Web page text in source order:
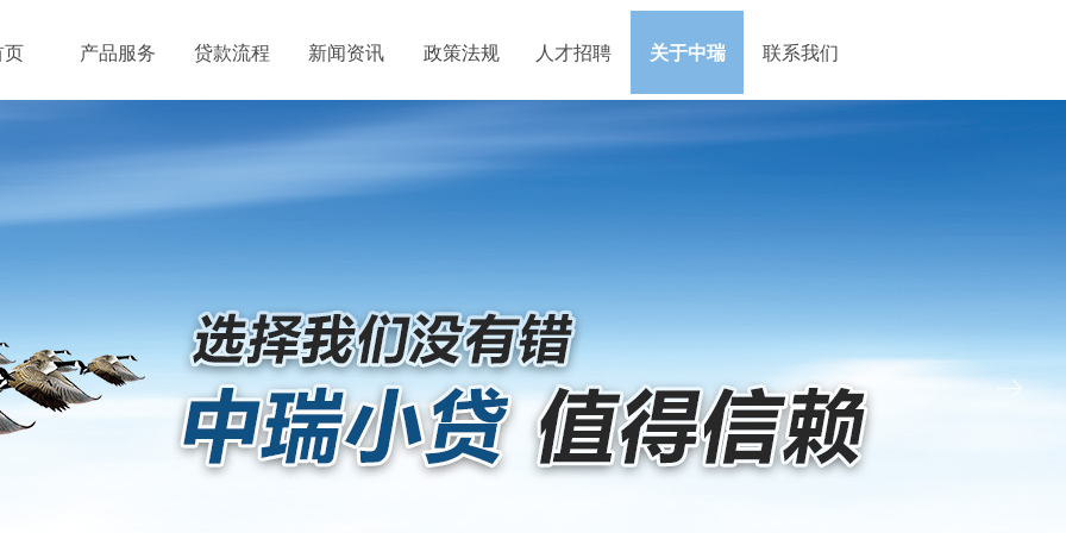
ꁹ
页 产品服务 贷款流程 新闻资讯 政策法规 人才招聘 关于中瑞 联系我们
政策法规